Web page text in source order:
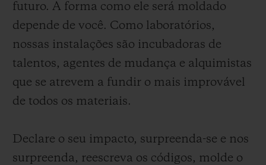
futuro. A forma como ele será moldado
depende de você. Como laboratórios,
nossas instalações são incubadoras de
talentos, agentes de mudança e alquimistas
que se atrevem a fundir o mais improvável
de todos os materiais.
Declare o seu impacto, surpreenda-se e nos
surpreenda, reescreva os códigos, molde o